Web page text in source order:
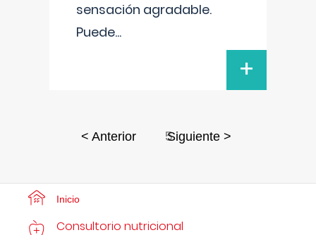
sensación agradable.
Puede...
+
< Anterior 5
Siguiente >
Inicio
Consultorio nutricional